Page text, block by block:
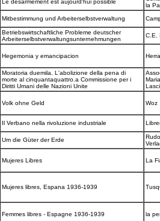
Le désarmement est aujourd'hui possible
la
Mitbestimmung und Arbeiterselbstverwaltung
Betriebswirtschaftliche Probleme deutscher
Arbeiterselbstverwaltungsunternehmungen
C.E.
Hegemonia y emancipacion
Moratoria duemila. L'abolizione della pena di
morte al cinquantaquattro.a Commissione per i
Diritti Umani delle Nazioni Unite
Volk ohne Geld Woz
Il Verbano nella rivoluzione industriale
Um die Güter der Erde
Mujeres Libres La
Mujeres libres, Espana 1936-1939
Femmes libres - Espagne 1936-1939 la